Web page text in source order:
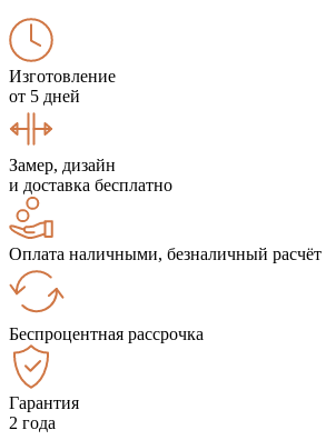
Изготовление
от 5 дней
Замер, дизайн
и доставка бесплатно
Оплата наличными, безналичный расчёт
Беспроцентная рассрочка
Гарантия
2 года